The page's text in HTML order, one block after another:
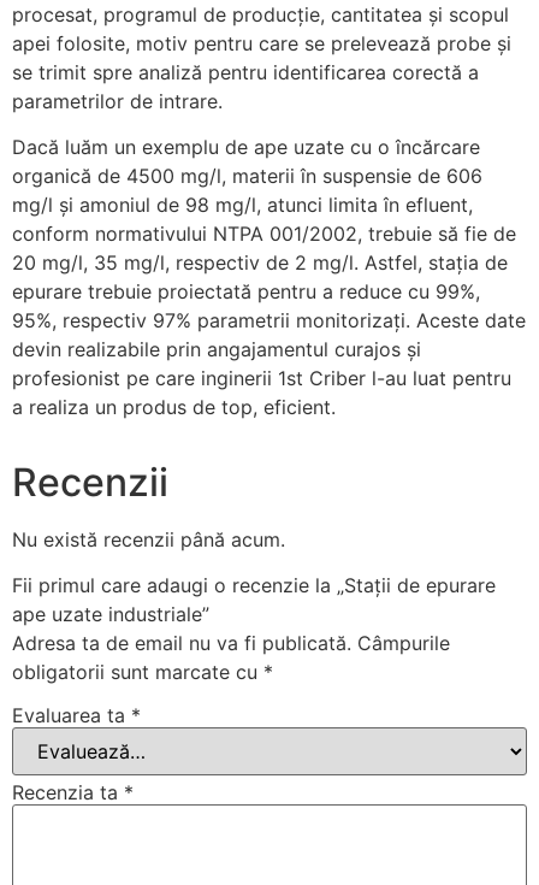
procesat, programul de producție, cantitatea și scopul
apei folosite, motiv pentru care se prelevează probe și
se trimit spre analiză pentru identificarea corectă a
parametrilor de intrare.
Dacă luăm un exemplu de ape uzate cu o încărcare
organică de 4500 mg/l, materii în suspensie de 606
mg/l și amoniul de 98 mg/l, atunci limita în efluent,
conform normativului NTPA 001/2002, trebuie să fie de
20 mg/l, 35 mg/l, respectiv de 2 mg/l. Astfel, stația de
epurare trebuie proiectată pentru a reduce cu 99%,
95%, respectiv 97% parametrii monitorizați. Aceste date
devin realizabile prin angajamentul curajos și
profesionist pe care inginerii 1st Criber l-au luat pentru
a realiza un produs de top, eficient.
Recenzii
Nu există recenzii până acum.
Fii primul care adaugi o recenzie la „Stații de epurare
ape uzate industriale”
Adresa ta de email nu va fi publicată. Câmpurile
obligatorii sunt marcate cu *
Evaluarea ta *
Recenzia ta *